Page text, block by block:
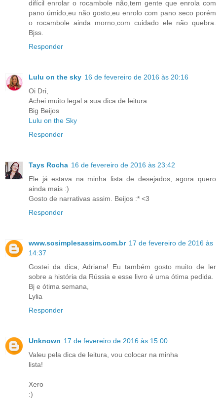
difícil enrolar o rocambole não,tem gente que enrola com
pano úmido,eu não gosto,eu enrolo com pano seco porém
o rocambole ainda morno,com cuidado ele não quebra.
Bjss.
Responder
Lulu on the sky 16 de fevereiro de 2016 às 20:16
Oi Dri,
Achei muito legal a sua dica de leitura
Big Beijos
Lulu on the Sky
Responder
Tays Rocha 16 de fevereiro de 2016 às 23:42
Ele já estava na minha lista de desejados, agora quero
ainda mais :)
Gosto de narrativas assim. Beijos :* <3
Responder
www.sosimplesassim.com.br 17 de fevereiro de 2016 às
14:37
Gostei da dica, Adriana! Eu também gosto muito de ler
sobre a história da Rússia e esse livro é uma ótima pedida.
Bj e ótima semana,
Lylia
Responder
Unknown 17 de fevereiro de 2016 às 15:00
Valeu pela dica de leitura, vou colocar na minha
lista!
Xero
:)